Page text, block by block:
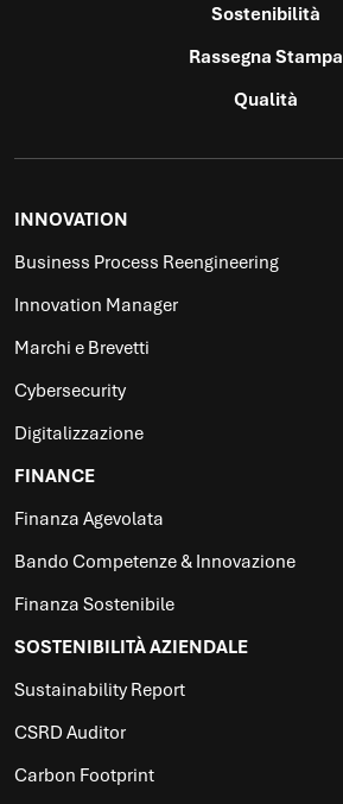
Sostenibilità
Rassegna Stampa
Qualità
INNOVATION
Business Process Reengineering
Innovation Manager
Marchi e Brevetti
Cybersecurity
Digitalizzazione
FINANCE
Finanza Agevolata
Bando Competenze & Innovazione
Finanza Sostenibile
SOSTENIBILITÀ AZIENDALE
Sustainability Report
CSRD Auditor
Carbon Footprint